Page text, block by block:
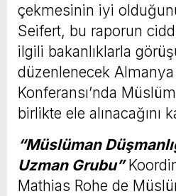
çekmesinin iyi
Seifert, bu raporun
ilgili bakanlıklarla
düzenlenecek
Konferansı’nda
birlikte ele alınacağını
“Müslüman
Uzman Grubu”
Mathias Rohe de